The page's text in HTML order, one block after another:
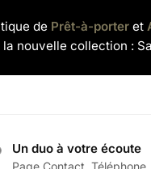
de Prêt-à-porter et
la nouvelle collection :
Un duo à votre écoute